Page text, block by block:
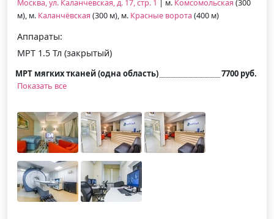
Москва, ул. Каланчевская, д. 17, стр. 1 | м. Комсомольская (300
м), м. Каланчёвская (300 м), м. Красные ворота (400 м)
Аппараты:
МРТ 1.5 Тл (закрытый)
МРТ мягких тканей (одна область)
7700 руб.
Показать все